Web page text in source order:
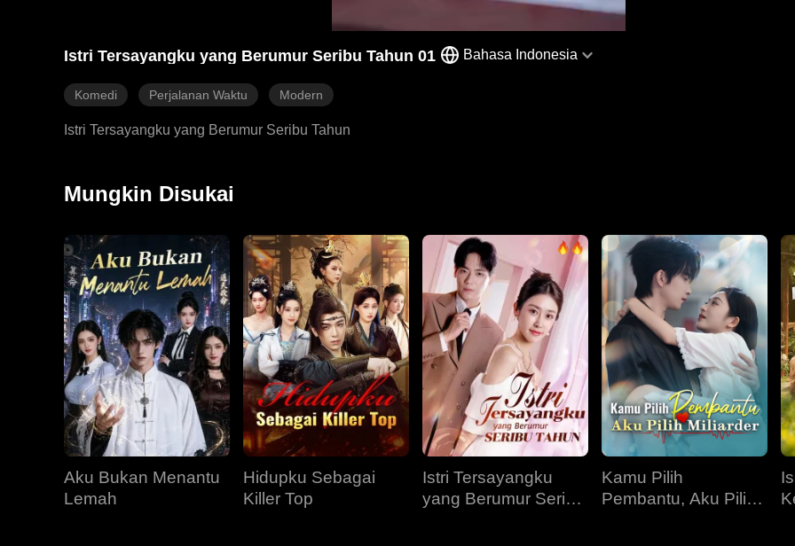
Istri Tersayangku yang Berumur Seribu Tahun 01 Bahasa Indonesia
Komedi Perjalanan Waktu Modern
Istri Tersayangku yang Berumur Seribu Tahun
Mungkin Disukai
Aku Bukan Menantu
Lemah
Hidupku Sebagai
Killer Top
Istri Tersayangku
yang Berumur Seribu
Kamu Pilih
Pembantu, Aku Pilih